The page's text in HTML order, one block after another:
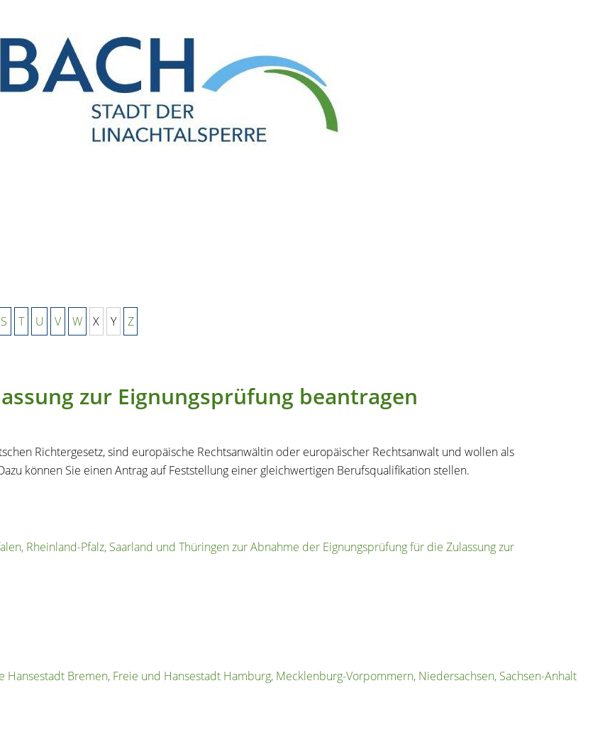
S T U V W X Y Z
zur Eignungsprüfung beantragen
Richtergesetz, sind europäische Rechtsanwältin oder europäischer Rechtsanwalt und wollen als
können Sie einen Antrag auf Feststellung einer gleichwertigen Berufsqualifikation stellen.
Rheinland-Pfalz, Saarland und Thüringen zur Abnahme der Eignungsprüfung für die Zulassung zur
Bremen, Freie und Hansestadt Hamburg, Mecklenburg-Vorpommern, Niedersachsen, Sachsen-Anhalt